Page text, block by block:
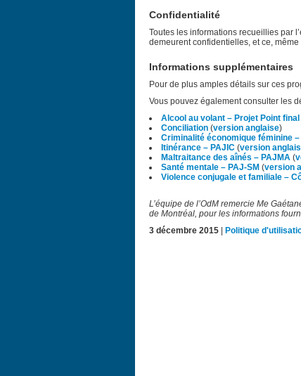
Confidentialité
Toutes les informations recueillies par
demeurent confidentielles, et ce,
Informations supplémentaires
Pour de plus amples détails sur ces
Vous pouvez également consulter les
Alcool au volant – Projet Point final
Conciliation (version anglaise)
Criminalité économique féminine –
Itinérance – PAJIC (version
Maltraitance des aînés – PAJMA (
Santé mentale – PAJ-SM (version
Violence conjugale et familiale –
L’équipe de l’OdM remercie Me
de Montréal, pour les informations
3 décembre 2015
Politique